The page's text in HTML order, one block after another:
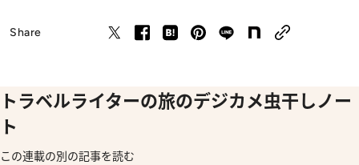
Share
トラベルライターの旅のデジカメ虫干しノー
ト
この連載の別の記事を読む